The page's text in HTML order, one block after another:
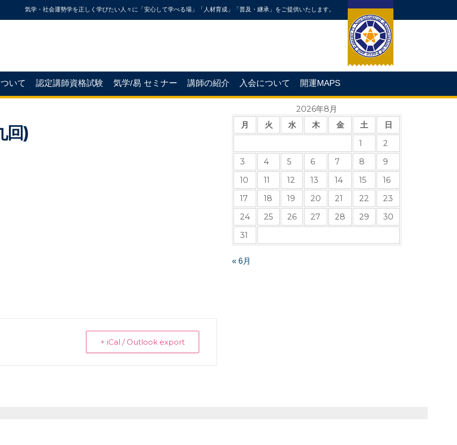
気学・社会運勢学を正しく学びたい人々に「安心して学べる場」「人材育成」「普及・継承」をご提供いたします。
いて 認定講師資格試験 気学/易 セミナー 講師の紹介 入会について 開運MAPS
回)
+ iCal / Outlook export
2026年8月
月
火 水 木 金 土
日
1
2
3
4 5 6 7 8
9
10
11 12 13 14 15
16
17
18 19 20 21 22
23
24
25 26 27 28 29
30
31
« 6月